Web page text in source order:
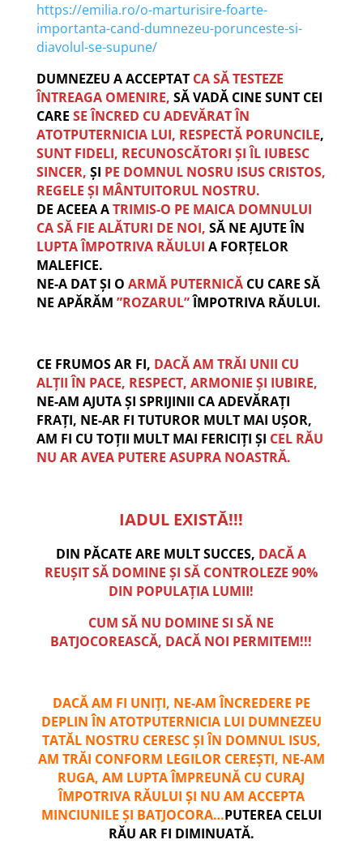
https://emilia.ro/o-marturisire-foarte-
importanta-cand-dumnezeu-porunceste-si-
diavolul-se-supune/
DUMNEZEU A ACCEPTATCA SĂ TESTEZE
ÎNTREAGA OMENIRE, SĂ VADĂ CINE SUNT CEI
CARE SE ÎNCRED CU ADEVĂRAT ÎN
ATOTPUTERNICIA LUI, RESPECTĂ PORUNCILE,
SUNT FIDELI, RECUNOSCĂTORI ȘI ÎL IUBESC
SINCER, ȘI PE DOMNUL NOSRU ISUS CRISTOS,
REGELE ȘI MÂNTUITORUL NOSTRU.
DE ACEEA ATRIMIS-O PE MAICA DOMNULUI
CA SĂ FIE ALĂTURI DE NOI, SĂ NE AJUTE ÎN
LUPTA ÎMPOTRIVA RĂULUI A FORȚELOR
MALEFICE.
NE-A DAT ȘI O ARMĂ PUTERNICĂCU CARE SĂ
NE APĂRĂM ”ROZARUL”ÎMPOTRIVA RĂULUI.
CE FRUMOS AR FI, DACĂ AM TRĂI UNII CU
ALȚII ÎN PACE, RESPECT, ARMONIE ȘI IUBIRE,
NE-AM AJUTA ȘI SPRIJINII CA ADEVĂRAȚI
FRAȚI, NE-AR FI TUTUROR MULT MAI UȘOR,
AM FI CU TOȚII MULT MAI FERICIȚI ȘI CEL RĂU
NU AR AVEA PUTERE ASUPRA NOASTRĂ.
IADUL EXISTĂ!!!
DIN PĂCATE ARE MULT SUCCES, DACĂ A
REUȘIT SĂ DOMINE ȘI SĂ CONTROLEZE 90%
DIN POPULAȚIA LUMII!
CUM SĂ NU DOMINE SI SĂ NE
BATJOCOREASCĂ, DACĂ NOI PERMITEM!!!
DACĂAM FI UNIȚI, NE-AM ÎNCREDERE PE
DEPLIN ÎN ATOTPUTERNICIA LUI DUMNEZEU
TATĂL NOSTRU CERESC ȘI ÎN DOMNUL ISUS,
AM TRĂI CONFORM LEGILOR CEREȘTI, NE-AM
RUGA, AM LUPTA ÎMPREUNĂ CU CURAJ
ÎMPOTRIVA RĂULUI ȘI NU AM ACCEPTA
MINCIUNILE ȘI BATJOCORA…PUTEREA CELUI
RĂU AR FI DIMINUATĂ.